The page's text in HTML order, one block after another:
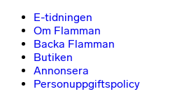
E-tidningen
Om Flamman
Backa Flamman
Butiken
Annonsera
Personuppgiftspolicy